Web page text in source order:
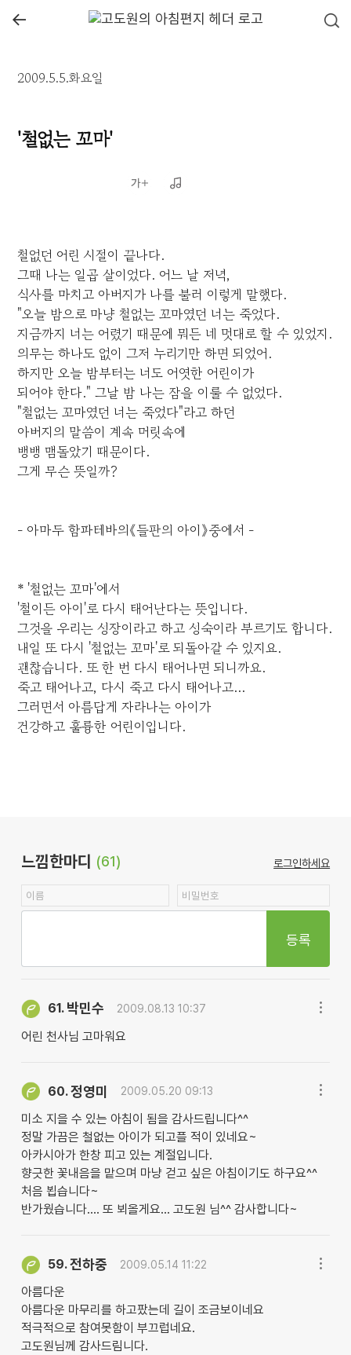
←
2009.5.5.화요일
'철없는 꼬마'
철없던 어린 시절이 끝나다.
그때 나는 일곱 살이었다. 어느 날 저녁,
식사를 마치고 아버지가 나를 불러 이렇게 말했다.
"오늘 밤으로 마냥 철없는 꼬마였던 너는 죽었다.
지금까지 너는 어렸기 때문에 뭐든 네 멋대로 할 수 있었지.
의무는 하나도 없이 그저 누리기만 하면 되었어.
하지만 오늘 밤부터는 너도 어엿한 어린이가
되어야 한다." 그날 밤 나는 잠을 이룰 수 없었다.
"철없는 꼬마였던 너는 죽었다"라고 하던
아버지의 말씀이 계속 머릿속에
뱅뱅 맴돌았기 때문이다.
그게 무슨 뜻일까?
- 아마두 함파테바의《들판의 아이》중에서 -
* '철없는 꼬마'에서
'철이든 아이'로 다시 태어난다는 뜻입니다.
그것을 우리는 성장이라고 하고 성숙이라 부르기도 합니다.
내일 또 다시 '철없는 꼬마'로 되돌아갈 수 있지요.
괜찮습니다. 또 한 번 다시 태어나면 되니까요.
죽고 태어나고, 다시 죽고 다시 태어나고...
그러면서 아름답게 자라나는 아이가
건강하고 훌륭한 어린이입니다.
느낌한마디 (61) 로그인하세요
등록
61. 박민수 2009.08.13 10:37
어린 천사님 고마워요
60.정영미 2009.05.20 09:13
미소 지을 수 있는 아침이 됨을 감사드립니다^^
정말 가끔은 철없는 아이가 되고플 적이 있네요~
아카시아가 한창 피고 있는 계절입니다.
향긋한 꽃내음을 맡으며 마냥 걷고 싶은 아침이기도 하구요^^
처음 뵙습니다~
반가웠습니다.... 또 뵈올게요... 고도원 님^^ 감사합니다~
59.전하중 2009.05.14 11:22
아름다운
아름다운 마무리를 하고팠는데 길이 조금보이네요
적극적으로 참여못함이 부끄럽네요.
고도원님께 감사드림니다.